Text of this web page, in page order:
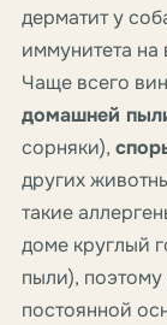
дерматит у
иммунитета
Чаще всего
домашней
сорняки),
других
такие
доме круглый
пыли), поэтому
постоянной